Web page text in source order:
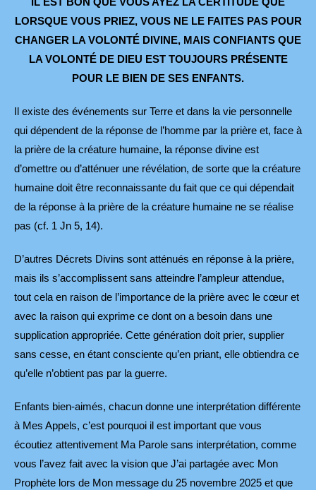
LORSQUE VOUS PRIEZ, VOUS NE LE FAITES PAS POUR
CHANGER LA VOLONTÉ DIVINE, MAIS CONFIANTS QUE
LA VOLONTÉ DE DIEU EST TOUJOURS PRÉSENTE
POUR LE BIEN DE SES ENFANTS.
Il existe des événements sur Terre et dans la vie personnelle
qui dépendent de la réponse de l’homme par la prière et, face à
la prière de la créature humaine, la réponse divine est
d’omettre ou d’atténuer une révélation, de sorte que la créature
humaine doit être reconnaissante du fait que ce qui dépendait
de la réponse à la prière de la créature humaine ne se réalise
pas (cf. 1 Jn 5, 14).
D’autres Décrets Divins sont atténués en réponse à la prière,
mais ils s’accomplissent sans atteindre l’ampleur attendue,
tout cela en raison de l’importance de la prière avec le cœur et
avec la raison qui exprime ce dont on a besoin dans une
supplication appropriée. Cette génération doit prier, supplier
sans cesse, en étant consciente qu’en priant, elle obtiendra ce
qu’elle n’obtient pas par la guerre.
Enfants bien-aimés, chacun donne une interprétation différente
à Mes Appels, c’est pourquoi il est important que vous
écoutiez attentivement Ma Parole sans interprétation, comme
vous l’avez fait avec la vision que J’ai partagée avec Mon
Prophète lors de Mon message du 25 novembre 2025 et que